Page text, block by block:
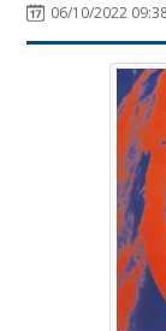
06/10/2022